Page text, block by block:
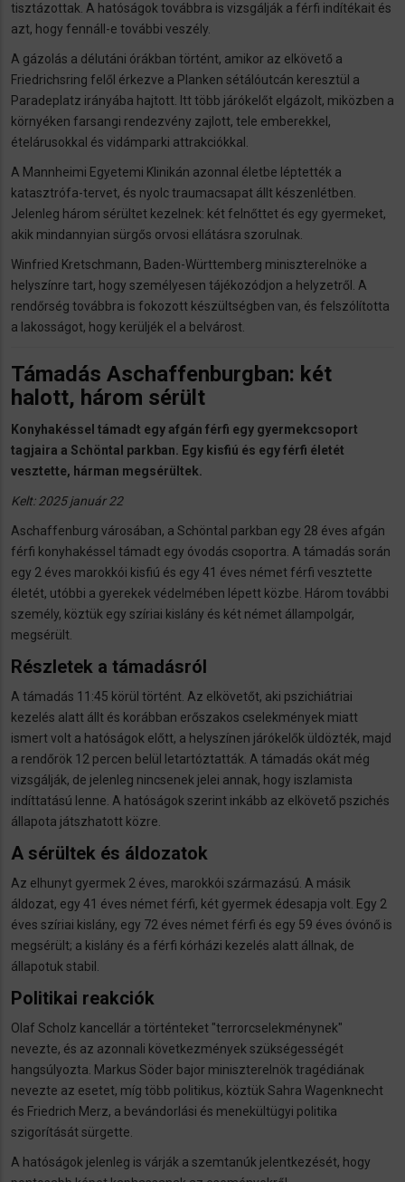
tisztázottak. A hatóságok továbbra is vizsgálják a férfi indítékait és
azt, hogy fennáll-e további veszély.
A gázolás a délutáni órákban történt, amikor az elkövető a
Friedrichsring felől érkezve a Planken sétálóutcán keresztül a
Paradeplatz irányába hajtott. Itt több járókelőt elgázolt, miközben a
környéken farsangi rendezvény zajlott, tele emberekkel,
ételárusokkal és vidámparki attrakciókkal.
A Mannheimi Egyetemi Klinikán azonnal életbe léptették a
katasztrófa-tervet, és nyolc traumacsapat állt készenlétben.
Jelenleg három sérültet kezelnek: két felnőttet és egy gyermeket,
akik mindannyian sürgős orvosi ellátásra szorulnak.
Winfried Kretschmann, Baden-Württemberg miniszterelnöke a
helyszínre tart, hogy személyesen tájékozódjon a helyzetről. A
rendőrség továbbra is fokozott készültségben van, és felszólította
a lakosságot, hogy kerüljék el a belvárost.
Támadás Aschaffenburgban: két
halott, három sérült
Konyhakéssel támadt egy afgán férfi egy gyermekcsoport
tagjaira a Schöntal parkban. Egy kisfiú és egy férfi életét
vesztette, hárman megsérültek.
Kelt: 2025 január 22
Aschaffenburg városában, a Schöntal parkban egy 28 éves afgán
férfi konyhakéssel támadt egy óvodás csoportra. A támadás során
egy 2 éves marokkói kisfiú és egy 41 éves német férfi vesztette
életét, utóbbi a gyerekek védelmében lépett közbe. Három további
személy, köztük egy szíriai kislány és két német állampolgár,
megsérült.
Részletek a támadásról
A támadás 11:45 körül történt. Az elkövetőt, aki pszichiátriai
kezelés alatt állt és korábban erőszakos cselekmények miatt
ismert volt a hatóságok előtt, a helyszínen járókelők üldözték, majd
a rendőrök 12 percen belül letartóztatták. A támadás okát még
vizsgálják, de jelenleg nincsenek jelei annak, hogy iszlamista
indíttatású lenne. A hatóságok szerint inkább az elkövető pszichés
állapota játszhatott közre.
A sérültek és áldozatok
Az elhunyt gyermek 2 éves, marokkói származású. A másik
áldozat, egy 41 éves német férfi, két gyermek édesapja volt. Egy 2
éves szíriai kislány, egy 72 éves német férfi és egy 59 éves óvónő is
megsérült; a kislány és a férfi kórházi kezelés alatt állnak, de
állapotuk stabil.
Politikai reakciók
Olaf Scholz kancellár a történteket "terrorcselekménynek"
nevezte, és az azonnali következmények szükségességét
hangsúlyozta. Markus Söder bajor miniszterelnök tragédiának
nevezte az esetet, míg több politikus, köztük Sahra Wagenknecht
és Friedrich Merz, a bevándorlási és menekültügyi politika
szigorítását sürgette.
A hatóságok jelenleg is várják a szemtanúk jelentkezését, hogy